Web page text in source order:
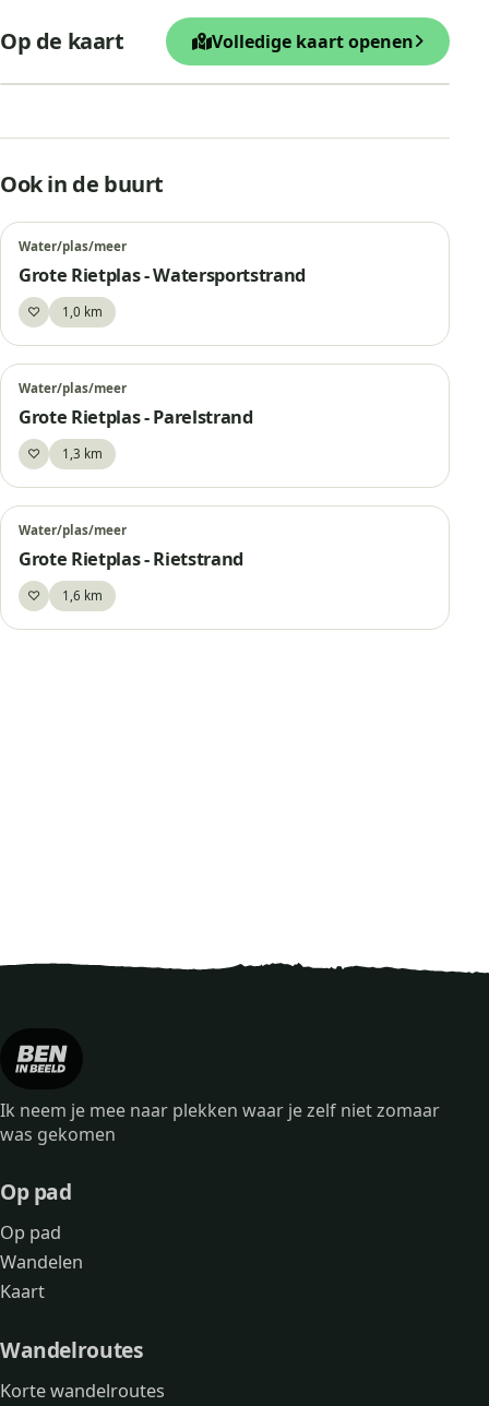
Op de kaart Volledige kaart openen
Bargerhoek
−
Ook in de buurt
Water/plas/meer
Grote Rietplas - Watersportstrand
♡Bewaar1,0 km
Water/plas/meer
Grote Rietplas - Parelstrand
♡Bewaar1,3 km
Water/plas/meer
Grote Rietplas - Rietstrand
♡Bewaar1,6 km
Ik neem je mee naar plekken waar je zelf niet zomaar
was gekomen
Op pad
Op pad
Wandelen
Kaart
Wandelroutes
Korte wandelroutes